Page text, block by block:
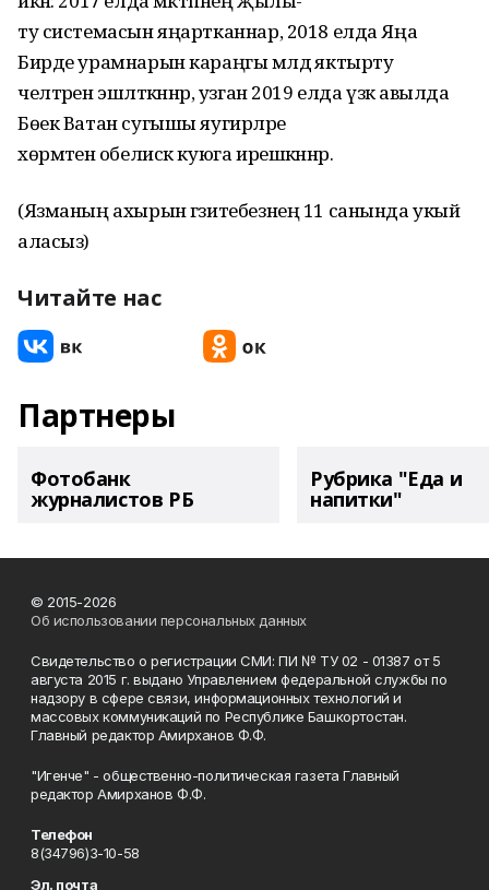
ту системасын яңартканнар, 2018 елда Яңа
Бирде урамнарын караңгы мәлдә яктырту
челтәрен эшләткәннәр, узган 2019 елда үзәк авылда
Бөек Ватан сугышы яугирләре
хөрмәтенә обелиск куюга ирешкәннәр.
(Язманың ахырын гәзитебезнең 11 санында укый
аласыз)
Читайте нас
Партнеры
Фотобанк
журналистов РБ
Рубрика "Еда и
напитки"
© 2015-2026
Об использовании персональных данных
Свидетельство о регистрации СМИ: ПИ № ТУ 02 - 01387 от 5
августа 2015 г. выдано Управлением федеральной службы по
надзору в сфере связи, информационных технологий и
массовых коммуникаций по Республике Башкортостан.
Главный редактор Амирханов Ф.Ф.
"Игенче" - общественно-политическая газета Главный
редактор Амирханов Ф.Ф.
Телефон
8(34796)3-10-58
Эл. почта